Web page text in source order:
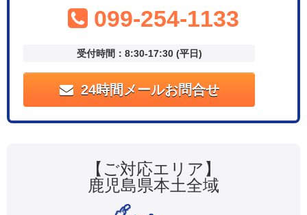
099-254-1133
受付時間：8:30-17:30 (平日)
24時間メールお問合せ
【ご対応エリア】
鹿児島県本土全域